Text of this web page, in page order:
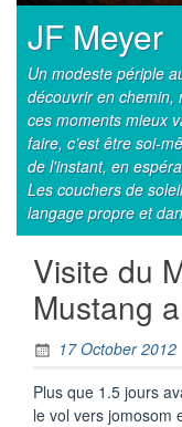
JF Meyer
Un modeste périple
découvrir en chemin,
ces moments mieux
faire, c’est être soi-
de l'instant, en
Les couchers de
langage propre et
Visite du
Mustang
17 October 2012
Plus que 1.5 jours
le vol vers jomosom